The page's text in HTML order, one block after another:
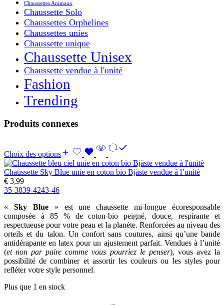
Chaussettes Animaux
Chaussette Solo
Chaussettes Orphelines
Chaussettes unies
Chaussette unique
Chaussette Unisex
Chaussette vendue à l'unité
Fashion
Trending
Produits connexes
Choix des options
Chaussette Sky Blue unie en coton bio Bjäste vendue à l’unité
€ 3,99
35-3839-4243-46
« Sky Blue» est une chaussette mi-longue écoresponsable
composée à 85 % de coton-bio peigné, douce, respirante et
respectueuse pour votre peau et la planète. Renforcées au niveau des
orteils et du talon. Un confort sans coutures, ainsi qu’une bande
antidérapante en latex pour un ajustement parfait. Vendues à l’unité
(et non par paire comme vous pourriez le penser), vous avez la
possibilité de combiner et assortir les couleurs ou les styles pour
refléter votre style personnel.
Plus que 1 en stock